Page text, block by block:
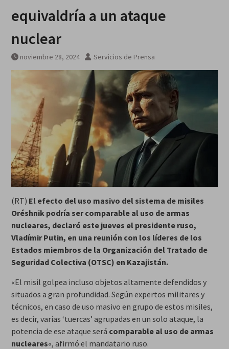
equivaldría a un ataque
nuclear
noviembre 28, 2024 Servicios de Prensa
(RT) El efecto del uso masivo del sistema de misiles
Oréshnik podría ser comparable al uso de armas
nucleares, declaró este jueves el presidente ruso,
Vladímir Putin, en una reunión con los líderes de los
Estados miembros de la Organización del Tratado de
Seguridad Colectiva (OTSC) en Kazajistán.
«El misil golpea incluso objetos altamente defendidos y
situados a gran profundidad. Según expertos militares y
técnicos, en caso de uso masivo en grupo de estos misiles,
es decir, varias ‘tuercas’ agrupadas en un solo ataque, la
potencia de ese ataque será comparable al uso de armas
nucleares«, afirmó el mandatario ruso.